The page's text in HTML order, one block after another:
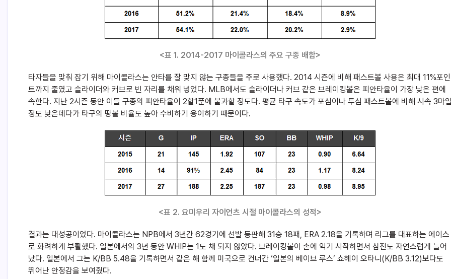
<표 1. 2014-2017 마이콜라스의 주요 구종 배합>
타자들을 맞춰 잡기 위해 마이콜라스는 안타를 잘 맞지 않는 구종들을 주로 사용했다. 2014 시즌에 비해 패스트볼 사용은 최대 11%포인
트까지 줄였고 슬라이더와 커브로 빈 자리를 채워 넣었다. MLB에서도 슬라이더나 커브 같은 브레이킹볼은 피안타율이 가장 낮은 편에
속한다. 지난 2시즌 동안 이들 구종의 피안타율이 2할1푼에 불과할 정도다. 평균 타구 속도가 포심이나 투심 패스트볼에 비해 시속 3마
정도 낮은데다가 타구의 땅볼 비율도 높아 수비하기 용이하기 때문이다.
<표 2. 요미우리 자이언츠 시절 마이콜라스의 성적>
결과는 대성공이었다. 마이콜라스는 NPB에서 3년간 62경기에 선발 등판해 31승 18패, ERA 2.18을 기록하며 리그를 대표하는 에이스
로 화려하게 부활했다. 일본에서의 3년 동안 WHIP는 1도 채 되지 않았다. 브레이킹볼이 손에 익기 시작하면서 삼진도 자연스럽게 늘어
났다. 일본에서 그는 K/BB 5.48을 기록하면서 같은 해 함께 미국으로 건너간 ‘일본의 베이브 루스’ 쇼헤이 오타니(K/BB 3.12)보다도
뛰어난 안정감을 보여줬다.